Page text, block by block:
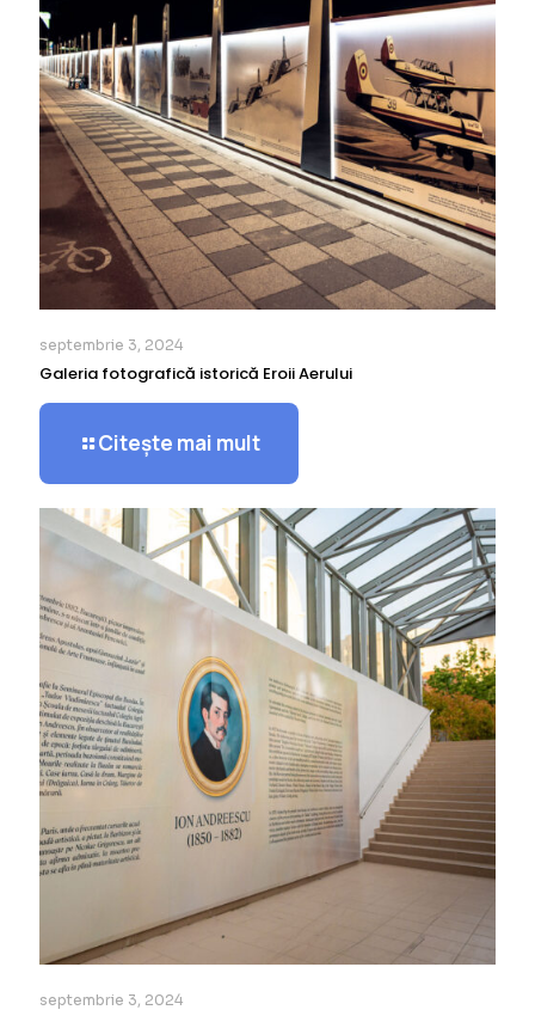
septembrie 3, 2024
Galeria fotografică istorică Eroii Aerului
Citește mai mult
septembrie 3, 2024